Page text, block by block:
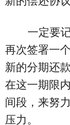
一定要
再次签署一
新的分期还
在这一期限
间段，来努
压力。